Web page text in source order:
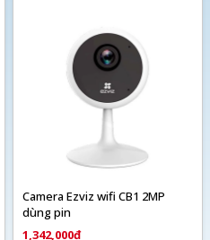
Camera Ezviz wifi CB1 2MP
dùng pin
1,342,000đ